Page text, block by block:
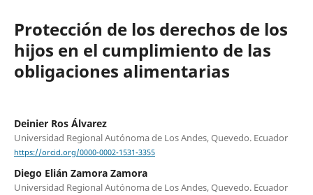
Protección de los derechos de los
hijos en el cumplimiento de las
obligaciones alimentarias
Deinier Ros Álvarez
Universidad Regional Autónoma de Los Andes, Quevedo. Ecuador
https://orcid.org/0000-0002-1531-3355
Diego Elián Zamora Zamora
Universidad Regional Autónoma de Los Andes, Quevedo. Ecuador